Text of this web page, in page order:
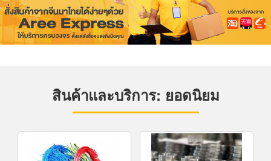
สินค้าและบริการ: ยอดนิยม